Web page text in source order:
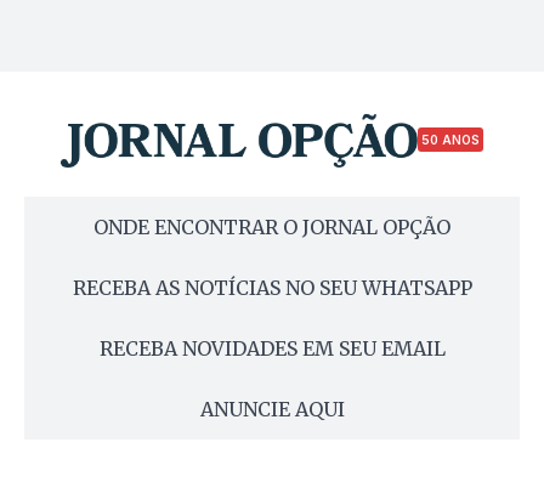
50 ANOS
ONDE ENCONTRAR O JORNAL OPÇÃO
RECEBA AS NOTÍCIAS NO SEU WHATSAPP
RECEBA NOVIDADES EM SEU EMAIL
ANUNCIE AQUI